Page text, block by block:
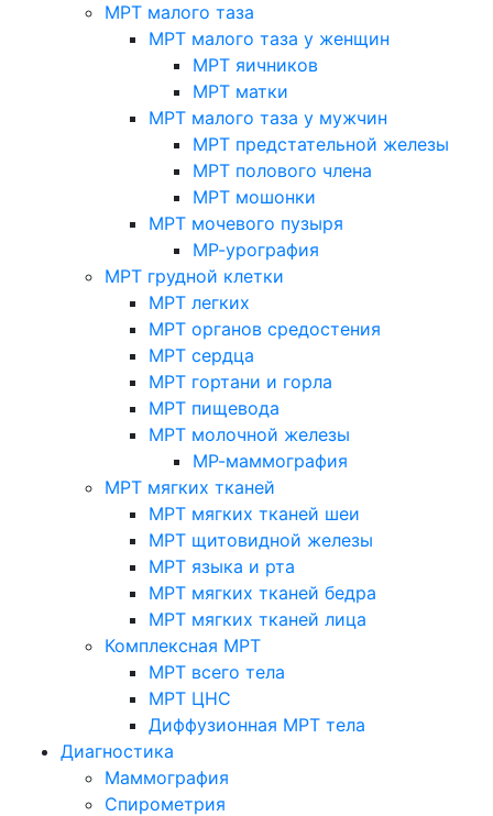
МРТ малого таза
МРТ малого таза у женщин
МРТ яичников
МРТ матки
МРТ малого таза у мужчин
МРТ предстательной железы
МРТ полового члена
МРТ мошонки
МРТ мочевого пузыря
МР-урография
МРТ грудной клетки
МРТ легких
МРТ органов средостения
МРТ сердца
МРТ гортани и горла
МРТ пищевода
МРТ молочной железы
МР-маммография
МРТ мягких тканей
МРТ мягких тканей шеи
МРТ щитовидной железы
МРТ языка и рта
МРТ мягких тканей бедра
МРТ мягких тканей лица
Комплексная МРТ
МРТ всего тела
МРТ ЦНС
Диффузионная МРТ тела
Диагностика
Маммография
Спирометрия